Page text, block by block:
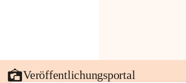
Veröffentlichungsportal